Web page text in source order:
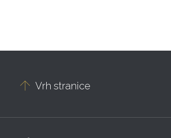
 Vrh stranice